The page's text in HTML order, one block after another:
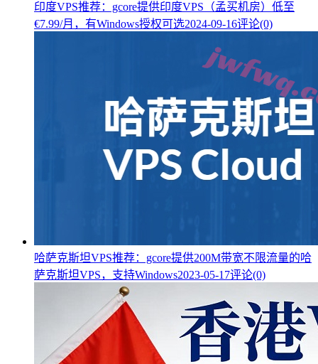
印度VPS推荐：gcore提供印度VPS（孟买机房）低至
€7.99/月，有Windows授权可选2024-09-16评论(0)
哈萨克斯坦VPS推荐：gcore提供200M带宽不限流量的哈
萨克斯坦VPS，支持Windows2023-05-17评论(0)